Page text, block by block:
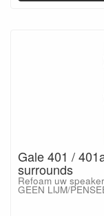
Gale 401 /
surrounds
Refoam uw
GEEN LIJM/